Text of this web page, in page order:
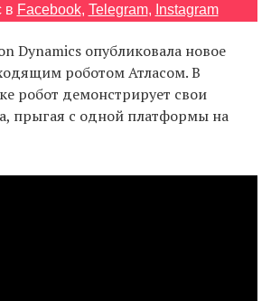
в Facebook, Telegram, Instagram
Dynamics опубликовала новое
роботом Атласом. В
робот демонстрирует свои
прыгая с одной платформы на